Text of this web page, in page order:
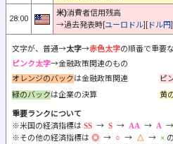
28:00
米)消費者信用残高
→過去発表時[ユーロドル][ ドル円]
文字が、普通→太字→赤色太字の順番で重要
ピンク太字→金融政策関連のもの
オレンジのバックは金融政策関連 ピ
緑のバックは企業の決算 黄
重要ランクについて
※米国の経済指標は
→ → → →
※その他の経済指標は
→ → →